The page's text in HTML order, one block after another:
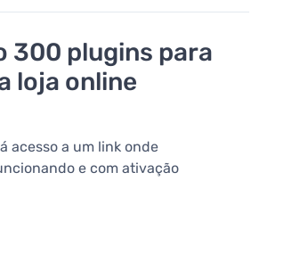
300 plugins para
loja online
acesso a um link onde
e com ativação